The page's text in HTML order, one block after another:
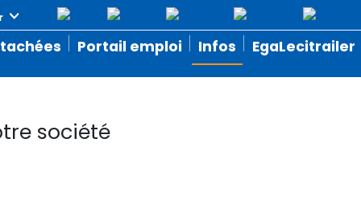
Portail emploi Infos EgaLecitrailer
société